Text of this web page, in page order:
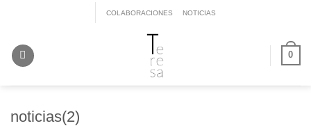
contenido
COLABORACIONES NOTICIAS
0
noticias(2)